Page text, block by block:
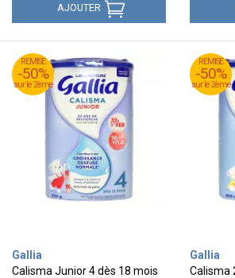
AJOUTER
REMISE
-50%
sur le 2ème
REMISE
-50%
sur le 2ème
Gallia
Calisma Junior 4 dès 18 mois
REMISE
-50%
sur le 2ème
REMISE
-50%
sur le 2ème
Gallia
Calisma